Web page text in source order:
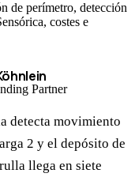
de perímetro, detección
costes e
Partner
detecta movimiento
2 y el depósito de
llega en siete